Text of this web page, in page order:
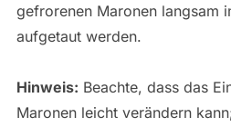
gefrorenen Maronen langsam
aufgetaut werden.
Hinweis: Beachte, dass das
Maronen leicht verändern